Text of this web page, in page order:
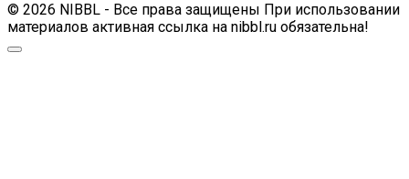
© 2026 NIBBL - Все права защищены При использовании
материалов активная ссылка на nibbl.ru обязательна!